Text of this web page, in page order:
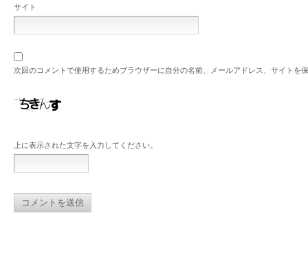
サイト
次回のコメントで使用するためブラウザーに自分の名前、メールアドレス、サイトを
上に表示された文字を入力してください。